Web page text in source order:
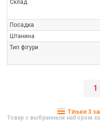
Склад
Посадка
Штанина
Тип фігури
1
Тільки 3
Товар с выбранным набором